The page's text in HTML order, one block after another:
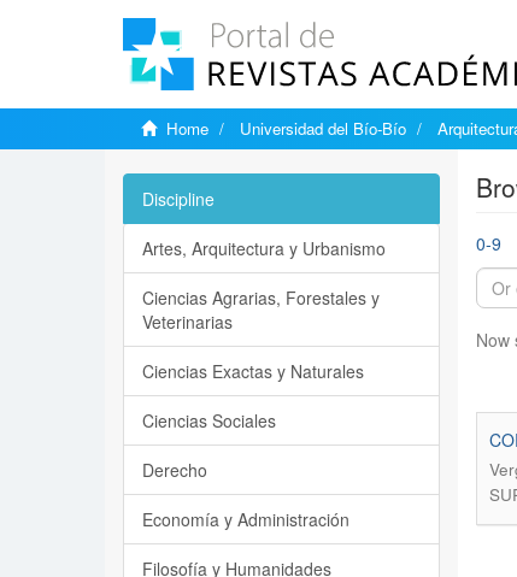
Home Universidad del Bío-Bío
0-9
Now
Discipline
Artes, Arquitectura y Urbanismo
Ciencias Agrarias, Forestales y
Veterinarias
Ciencias Exactas y Naturales
Ciencias Sociales
Derecho
Economía y Administración
Filosofía y Humanidades